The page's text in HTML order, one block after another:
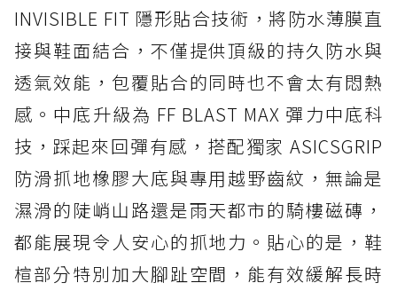
INVISIBLE FIT 隱形貼合技術，將防水薄膜直
接與鞋面結合，不僅提供頂級的持久防水與
透氣效能，包覆貼合的同時也不會太有悶熱
感。中底升級為 FF BLAST MAX 彈力中底科
技，踩起來回彈有感，搭配獨家 ASICSGRIP
防滑抓地橡膠大底與專用越野齒紋，無論是
濕滑的陡峭山路還是雨天都市的騎樓磁磚，
都能展現令人安心的抓地力。貼心的是，鞋
楦部分特別加大腳趾空間，能有效緩解長時